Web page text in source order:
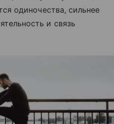
одиночества, сильнее
и связь